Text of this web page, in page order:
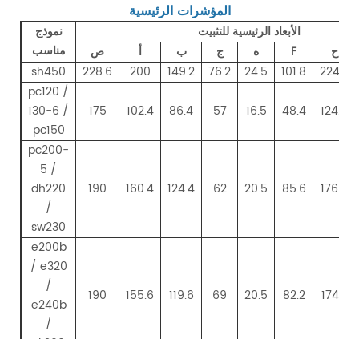
المؤشرات الرئيسية
نموذج
مناسب
الأبعاد الرئيسية للتثبيت
ص
أ ب ج ه F
ح
sh450
228.6 200 149.2 76.2 24.5 101.8
224.2
pc120 /
130-6 /
pc150
175 102.4 86.4 57 16.5 48.4 124.4
pc200-
5 /
dh220
/
sw230
190 160.4 124.4 62 20.5 85.6 176.4
e200b
/ e320
/
e240b
/
190 155.6 119.6 69 20.5 82.2 174.2